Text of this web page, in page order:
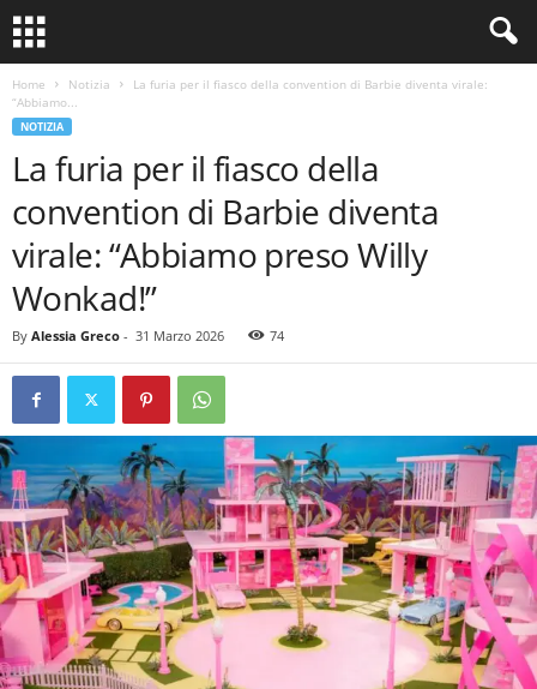
Home Notizia
La furia per il fiasco della convention di Barbie diventa virale:
“Abbiamo...
NOTIZIA
La furia per il fiasco della
convention di Barbie diventa
virale: “Abbiamo preso Willy
Wonkad!”
By Alessia Greco - 31 Marzo 2026 74